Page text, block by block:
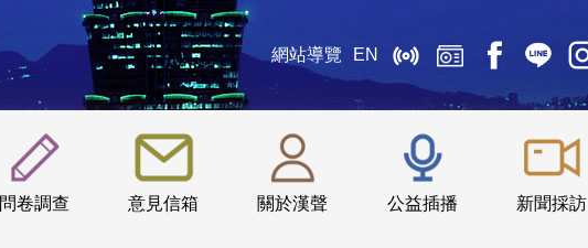
網站導覽 EN
問卷調查 意見信箱 關於漢聲 公益插播 新聞採訪
:::